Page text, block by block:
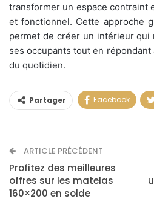
transformer un espace contraint
et fonctionnel. Cette approche
permet de créer un intérieur qui
ses occupants tout en
du quotidien.
Partager Facebook
ARTICLE PRÉCÉDENT
Profitez des meilleures
offres sur les matelas
160×200 en solde